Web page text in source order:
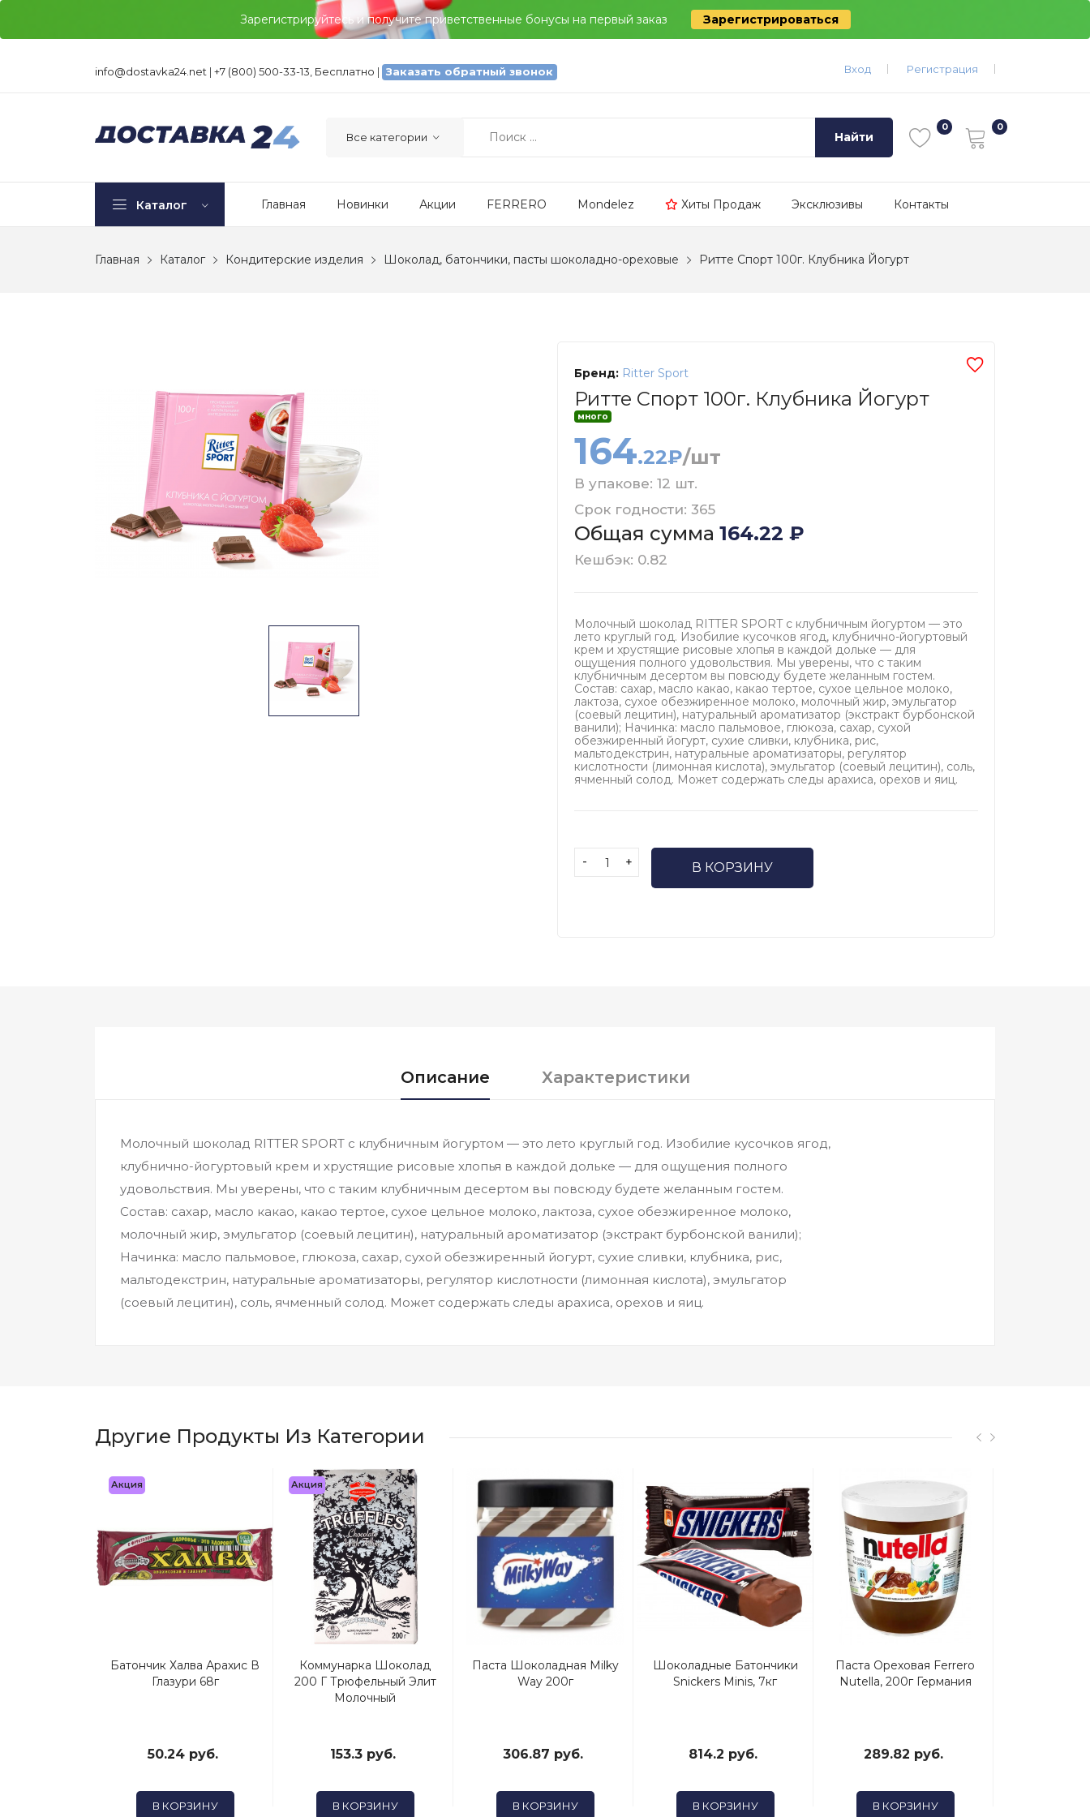
Зарегистрируйтесь и получите приветственные бонусы на первый заказ Зарегистрироваться
info@dostavka24.net | +7 (800) 500-33-13, Бесплатно | Заказать обратный звонок Вход Регистрация
Найти
Каталог Главная Новинки Акции FERRERO Mondelez Хиты Продаж Эксклюзивы Контакты
Главная Каталог Кондитерские изделия Шоколад, батончики, пасты шоколадно-ореховые Ритте Спорт 100г. Клубника Йогурт
Бренд: Ritter Sport
Ритте Спорт 100г. Клубника Йогурт
много
164.22₽/шт
В упакове: 12 шт.
Срок годности: 365
Общая сумма 164.22 ₽
Кешбэк: 0.82
Молочный шоколад RITTER SPORT с клубничным йогуртом — это
лето круглый год. Изобилие кусочков ягод, клубнично-йогуртовый
крем и хрустящие рисовые хлопья в каждой дольке — для
ощущения полного удовольствия. Мы уверены, что с таким
клубничным десертом вы повсюду будете желанным гостем.
Состав: cахар, масло какао, какао тертое, сухое цельное молоко,
лактоза, сухое обезжиренное молоко, молочный жир, эмульгатор
(соевый лецитин), натуральный ароматизатор (экстракт бурбонской
ванили); Начинка: масло пальмовое, глюкоза, сахар, сухой
обезжиренный йогурт, сухие сливки, клубника, рис,
мальтодекстрин, натуральные ароматизаторы, регулятор
кислотности (лимонная кислота), эмульгатор (соевый лецитин), соль,
ячменный солод. Может содержать следы арахиса, орехов и яиц.
- + В КОРЗИНУ
Описание Характеристики
Молочный шоколад RITTER SPORT с клубничным йогуртом — это лето круглый год. Изобилие кусочков ягод,
клубнично-йогуртовый крем и хрустящие рисовые хлопья в каждой дольке — для ощущения полного
удовольствия. Мы уверены, что с таким клубничным десертом вы повсюду будете желанным гостем.
Состав: cахар, масло какао, какао тертое, сухое цельное молоко, лактоза, сухое обезжиренное молоко,
молочный жир, эмульгатор (соевый лецитин), натуральный ароматизатор (экстракт бурбонской ванили);
Начинка: масло пальмовое, глюкоза, сахар, сухой обезжиренный йогурт, сухие сливки, клубника, рис,
мальтодекстрин, натуральные ароматизаторы, регулятор кислотности (лимонная кислота), эмульгатор
(соевый лецитин), соль, ячменный солод. Может содержать следы арахиса, орехов и яиц.
Другие Продукты Из Категории
Акция
Батончик Халва Арахис В
Глазури 68г
50.24 руб.
В КОРЗИНУ
Акция
Коммунарка Шоколад
200 Г Трюфельный Элит
Молочный
153.3 руб.
В КОРЗИНУ
Паста Шоколадная Milky
Way 200г
306.87 руб.
В КОРЗИНУ
Шоколадные Батончики
Snickers Minis, 7кг
814.2 руб.
В КОРЗИНУ
Паста Ореховая Ferrero
Nutella, 200г Германия
289.82 руб.
В КОРЗИНУ